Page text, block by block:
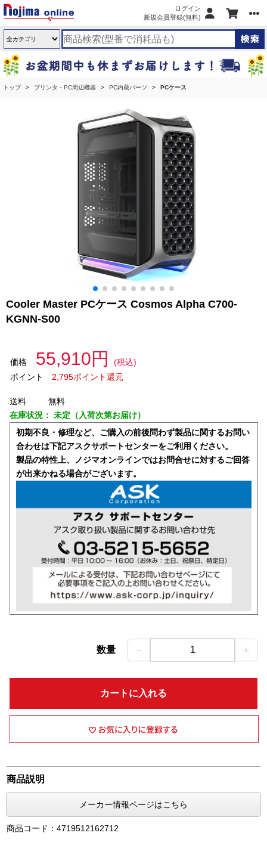
ログイン
新規会員登録(無料)
トップ プリンタ・PC周辺機器 PC内蔵パーツ PCケース
Cooler Master PCケース Cosmos Alpha C700-
KGNN-S00
価格 55,910円
(税込)
ポイント
2,795ポイント還元
送料
無料
在庫状況： 未定（入荷次第お届け）
初期不良・修理など、ご購入の前後問わず製品に関するお問い
合わせは下記アスクサポートセンターをご利用ください。
製品の特性上、ノジマオンラインではお問合せに対するご回答
が出来かねる場合がございます。
数量 － 1 ＋
カートに入れる
商品説明
メーカー情報ページはこちら
商品コード：4719512162712